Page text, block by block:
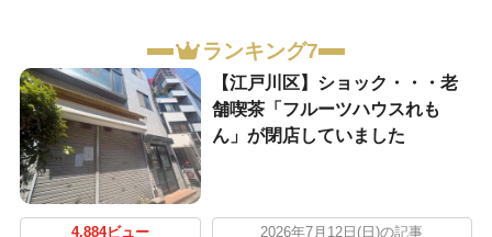
ランキング7
【江戸川区】ショック・・・老
舗喫茶「フルーツハウスれも
ん」が閉店していました
4,884ビュー 2026年7月12日(日)の記事